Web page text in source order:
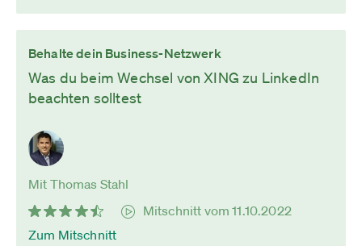
Behalte dein Business-Netzwerk
Was du beim Wechsel von XING zu LinkedIn
beachten solltest
Mit Thomas Stahl
Mitschnitt vom 11.10.2022
Zum Mitschnitt